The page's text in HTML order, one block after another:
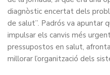
diagnòstic encertat dels
de salut”. Padrós va apuntar
impulsar els canvis més
pressupostos en salut,
millorar l’organització dels